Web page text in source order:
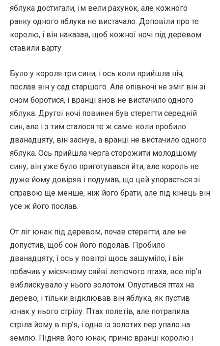
яблука достигали, їм вели рахунок, але кожного
ранку одного яблука не вистачало. Доповіли про те
королю, і він наказав, щоб кожної ночі під деревом
ставили варту.
Було у короля три сини, і ось коли прийшла ніч,
послав він у сад старшого. Але опівночі не зміг він зі
сном боротися, і вранці знов не вистачило одного
яблука. Другої ночі повинен був стерегти середній
син, але і з тим сталося те ж саме: коли пробило
дванадцяту, він заснув, а вранці не вистачило одного
яблука. Ось прийшла черга сторожити молодшому
сину; він уже було приготувався йти, але король не
дуже йому довіряв і подумав, що цей упорається зі
справою ще менше, ніж його брати, але під кінець він
усе ж його послав.
От ліг юнак під деревом, почав стерегти, але не
допустив, щоб сон його подолав. Пробило
дванадцяту, і ось у повітрі щось зашуміло; і він
побачив у місячному сяйві летючого птаха, все пір’я
виблискувало у нього золотом. Опустився птах на
дерево, і тільки відклював він яблука, як пустив
юнак у нього стрілу. Птах полетів, але потрапила
стріла йому в пір’я, і одне із золотих пер упало на
землю. Підняв його юнак, приніс вранці королю і